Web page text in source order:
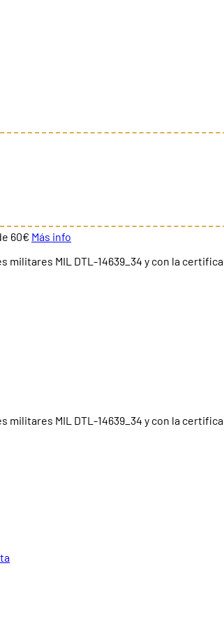
60€ Más info
militares MIL DTL-14639_34 y con la
militares MIL DTL-14639_34 y con la